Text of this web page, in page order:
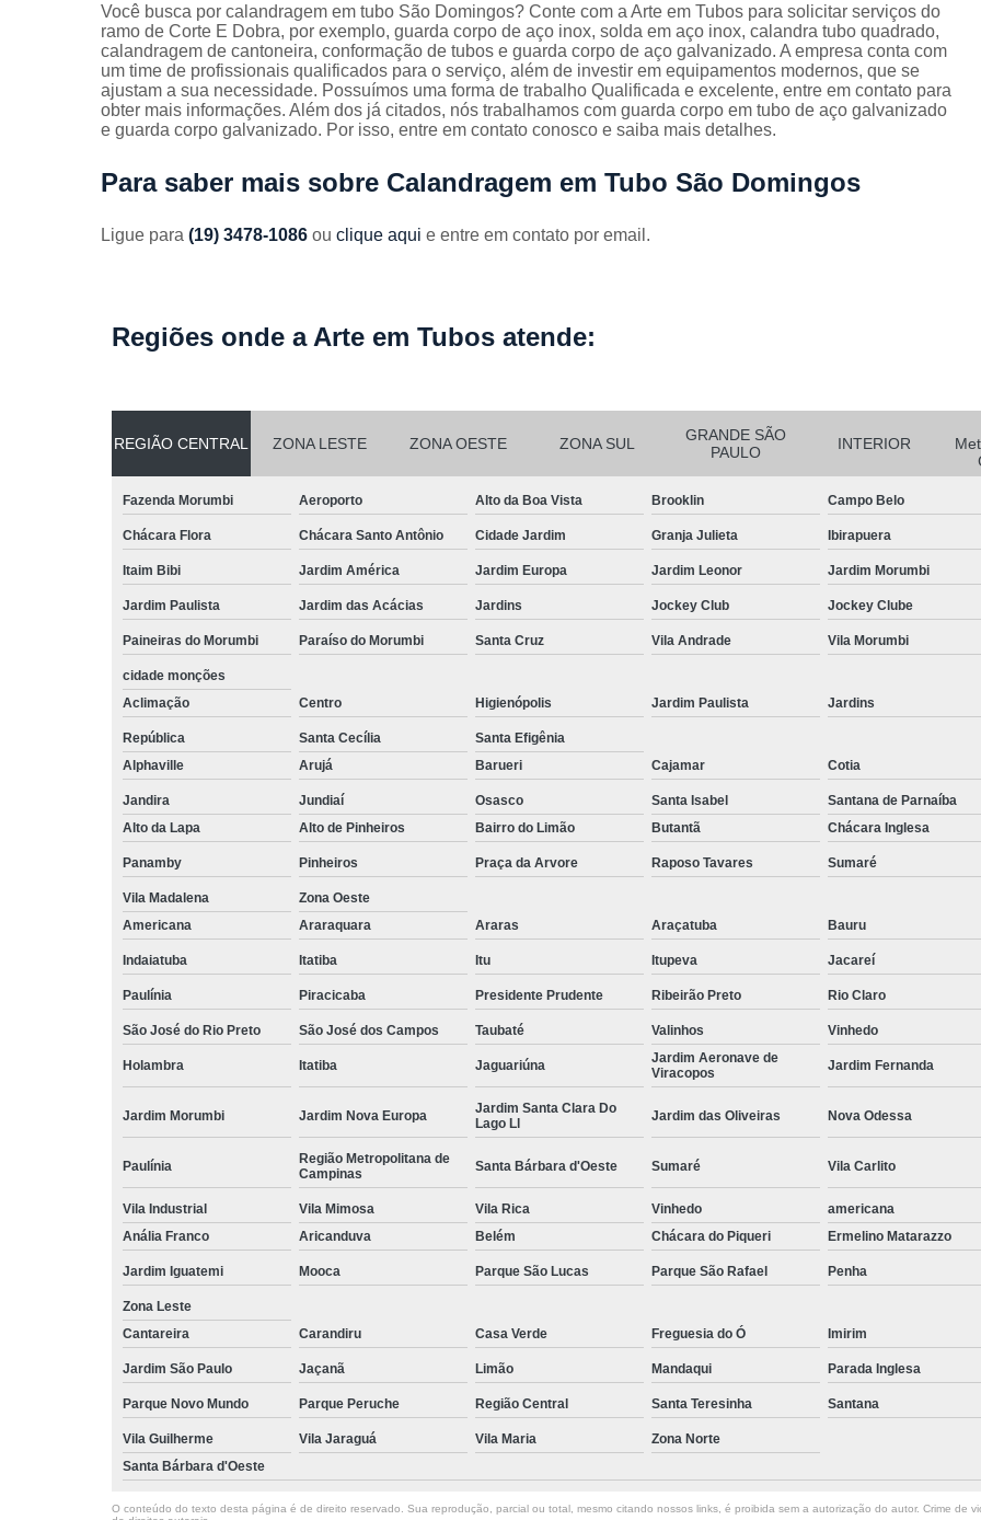
corpos ferro
Guarda
corpos
galvanizados
Guarda
Serviços de
Soldas em
aço carbono
Corrimão de Ferro
Corrimão Escada Interna Ferro
Corrimão Ferro de Escada
Corrimão Ferro para Escada
Corrimão com Ferro Tipo
Corrimão de Inox
Corrimão Escada
Corrimão Inox de Escada
Corrimão Inox para Escada
Corrimão Inox Quadrado
Corte a Laser Chapa Aço
Corte a Laser em Chapa
Solda a Laser
Corte a Laser em Chapa de
Corte Chapa a Laser
Corte de Chapa a Laser
Corte
Curvamento de Tubos
Curvamento de Tubos a
Curvamento de Tubos de Aço
Curvamento de Tubos
Corte e Dobra Chapa
Corte e
Dobra Chapa de Alumínio
Dobra de Chapa de
Dobra de Chapa de Ferro
Dobradeira de Chapa
Dobra de
Dobra Tubo com Maçarico
Dobra Tubo Quadrado
Empresa de Corte a Laser Chapa
Você busca por calandragem em tubo São Domingos? Conte com a Arte em Tubos para solicitar serviços do
ramo de Corte E Dobra, por exemplo, guarda corpo de aço inox, solda em aço inox, calandra tubo quadrado,
calandragem de cantoneira, conformação de tubos e guarda corpo de aço galvanizado. A empresa conta com
um time de profissionais qualificados para o serviço, além de investir em equipamentos modernos, que se
ajustam a sua necessidade. Possuímos uma forma de trabalho Qualificada e excelente, entre em contato para
obter mais informações. Além dos já citados, nós trabalhamos com guarda corpo em tubo de aço galvanizado
e guarda corpo galvanizado. Por isso, entre em contato conosco e saiba mais detalhes.
Para saber mais sobre Calandragem em Tubo São Domingos
Ligue para (19) 3478-1086 ou clique aqui e entre em contato por email.
Regiões onde a Arte em Tubos atende:
REGIÃO CENTRAL ZONA LESTE ZONA OESTE ZONA SUL
GRANDE SÃO
PAULO
INTERIOR
Fazenda Morumbi Aeroporto Alto da Boa Vista Brooklin Campo Belo
Chácara Flora Chácara Santo Antônio Cidade Jardim Granja Julieta Ibirapuera
Itaim Bibi Jardim América Jardim Europa Jardim Leonor Jardim Morumbi
Jardim Paulista Jardim das Acácias Jardins Jockey Club Jockey Clube
Paineiras do Morumbi Paraíso do Morumbi Santa Cruz Vila Andrade Vila Morumbi
cidade monções
Aclimação
Centro Higienópolis Jardim Paulista Jardins
República Santa Cecília
Santa Efigênia
Alphaville
Arujá Barueri Cajamar Cotia
Jandira Jundiaí Osasco Santa Isabel Santana de Parnaíba
Alto da Lapa
Alto de Pinheiros Bairro do Limão Butantã Chácara Inglesa
Panamby Pinheiros Praça da Arvore Raposo Tavares Sumaré
Vila Madalena
Zona Oeste
Americana
Araraquara Araras Araçatuba Bauru
Indaiatuba Itatiba Itu Itupeva Jacareí
Paulínia Piracicaba Presidente Prudente Ribeirão Preto Rio Claro
São José do Rio Preto São José dos Campos Taubaté Valinhos Vinhedo
Holambra Itatiba Jaguariúna
Jardim Aeronave de
Viracopos
Jardim Fernanda
Jardim Morumbi Jardim Nova Europa
Jardim Santa Clara Do
Lago Ll
Jardim das Oliveiras Nova Odessa
Paulínia
Região Metropolitana de
Campinas
Santa Bárbara d'Oeste Sumaré Vila Carlito
Vila Industrial Vila Mimosa Vila Rica Vinhedo
americana
Anália Franco
Aricanduva Belém Chácara do Piqueri Ermelino Matarazzo
Jardim Iguatemi Mooca Parque São Lucas Parque São Rafael Penha
Zona Leste
Cantareira
Carandiru Casa Verde Freguesia do Ó Imirim
Jardim São Paulo Jaçanã Limão Mandaqui Parada Inglesa
Parque Novo Mundo Parque Peruche Região Central Santa Teresinha Santana
Vila Guilherme Vila Jaraguá Vila Maria
Zona Norte
Santa Bárbara d'Oeste
O conteúdo do texto desta página é de direito reservado. Sua reprodução, parcial ou total, mesmo citando nossos links, é proibida sem a autorização do autor. Crime de